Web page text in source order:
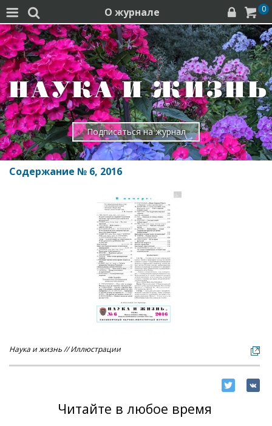
  О журнале   0
Подписаться на журнал
Содержание № 6, 2016
Наука и жизнь // Иллюстрации
Читайте в любое время